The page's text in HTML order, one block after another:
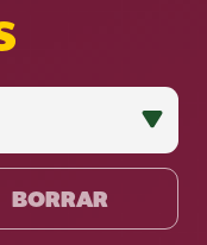
BORRAR